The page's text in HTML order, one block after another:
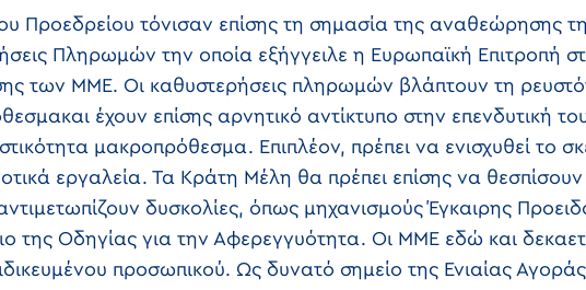
Προεδρείου τόνισαν επίσης τη σημασία της αναθεώρησης
Πληρωμών την οποία εξήγγειλε η Ευρωπαϊκή Επιτροπή
των ΜΜΕ. Οι καθυστερήσεις πληρωμών βλάπτουν τη
έχουν επίσης αρνητικό αντίκτυπο στην επενδυτική
μακροπρόθεσμα. Επιπλέον, πρέπει να ενισχυθεί το
εργαλεία. Τα Κράτη Μέλη θα πρέπει επίσης να θεσπίσουν
δυσκολίες, όπως μηχανισμούς Έγκαιρης
της Οδηγίας για την Αφερεγγυότητα. Οι ΜΜΕ εδώ και
προσωπικού. Ως δυνατό σημείο της Ενιαίας